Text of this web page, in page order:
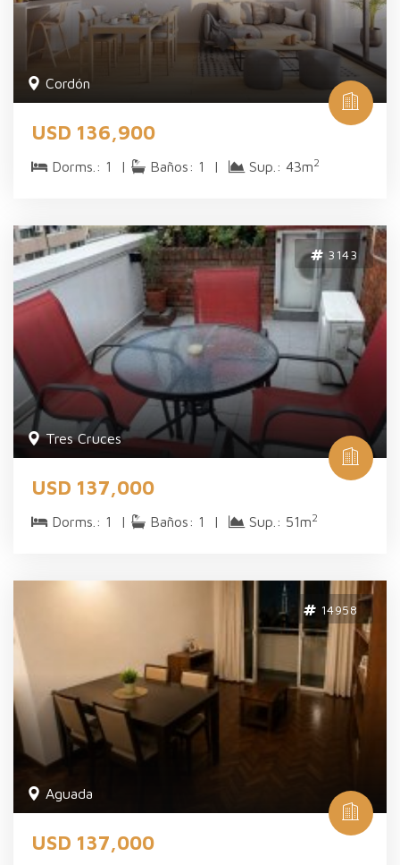
Cordón
USD 136,900
Dorms.: 1 | Baños: 1 | Sup.: 43m2
3143
Tres Cruces
USD 137,000
Dorms.: 1 | Baños: 1 | Sup.: 51m2
14958
Aguada
USD 137,000